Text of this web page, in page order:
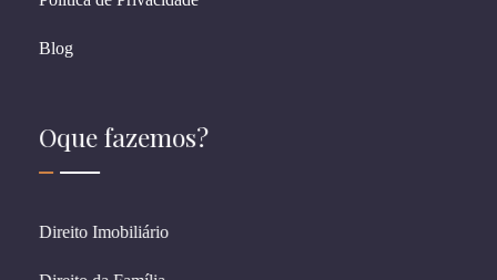
Blog
Oque fazemos?
Direito Imobiliário